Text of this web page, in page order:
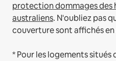
protection dommages des
australiens. N'oubliez pas
couverture sont affichés
* Pour les logements